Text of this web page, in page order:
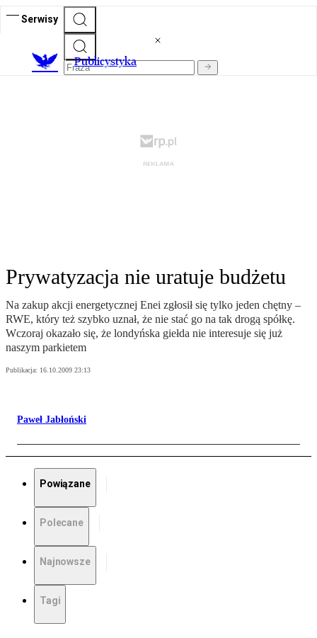
Serwisy
Publicystyka
Prywatyzacja nie uratuje budżetu
Na zakup akcji energetycznej Enei zgłosił się tylko jeden chętny –
RWE, który też szybko uznał, że nie stać go na tak drogą spółkę.
Wczoraj okazało się, że londyńska giełda nie interesuje się już
naszym parkietem
Publikacja: 16.10.2009 23:13
Paweł Jabłoński
Powiązane
Polecane
Najnowsze
Tagi